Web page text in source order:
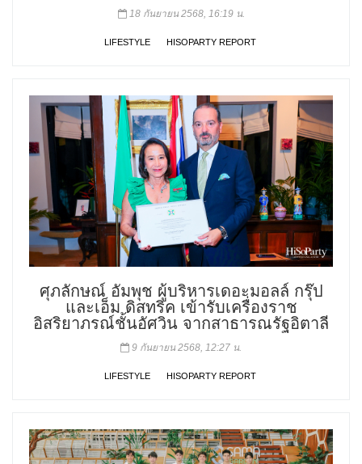
18 กันยายน 2568, 16:19 น.
LIFESTYLE HISOPARTY REPORT
ศุภลักษณ์ อัมพุช ผู้บริหารเดอะมอลล์ กรุ๊ป
และเอ็ม ดิสทริค เข้ารับเครื่องราช
อิสริยาภรณ์ชั้นอัศวิน จากสาธารณรัฐอิตาลี
9 กันยายน 2568, 12:27 น.
LIFESTYLE HISOPARTY REPORT